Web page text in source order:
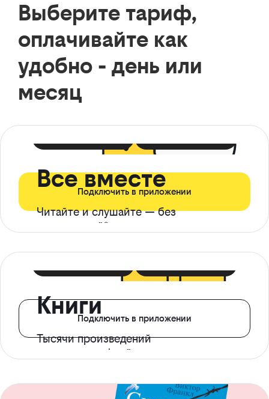
Выберите тариф,
оплачивайте как
удобно - день или
месяц
Все вместе
Читайте и слушайте — без
ограничений*
Подключить в приложении
Книги
Тысячи произведений
с доступом офлайн
Подключить в приложении